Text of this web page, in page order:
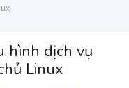
hình dịch vụ
Linux